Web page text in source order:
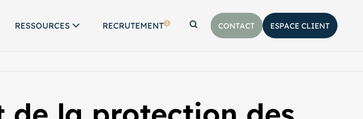
RESSOURCES RECRUTEMENT 3
Afficher la barre de recherche
CONTACT ESPACE CLIENT